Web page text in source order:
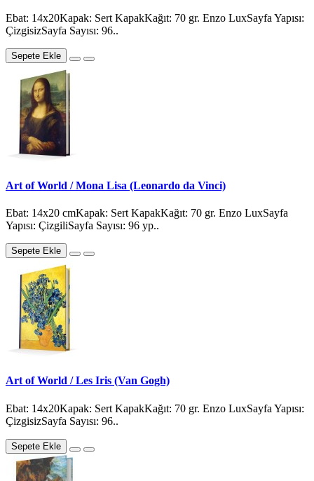
Ebat: 14x20Kapak: Sert KapakKağıt: 70 gr. Enzo LuxSayfa Yapısı:
ÇizgisizSayfa Sayısı: 96..
Sepete Ekle
Art of World / Mona Lisa (Leonardo da Vinci)
Ebat: 14x20 cmKapak: Sert KapakKağıt: 70 gr. Enzo LuxSayfa
Yapısı: ÇizgiliSayfa Sayısı: 96 yp..
Sepete Ekle
Art of World / Les Iris (Van Gogh)
Ebat: 14x20Kapak: Sert KapakKağıt: 70 gr. Enzo LuxSayfa Yapısı:
ÇizgisizSayfa Sayısı: 96..
Sepete Ekle